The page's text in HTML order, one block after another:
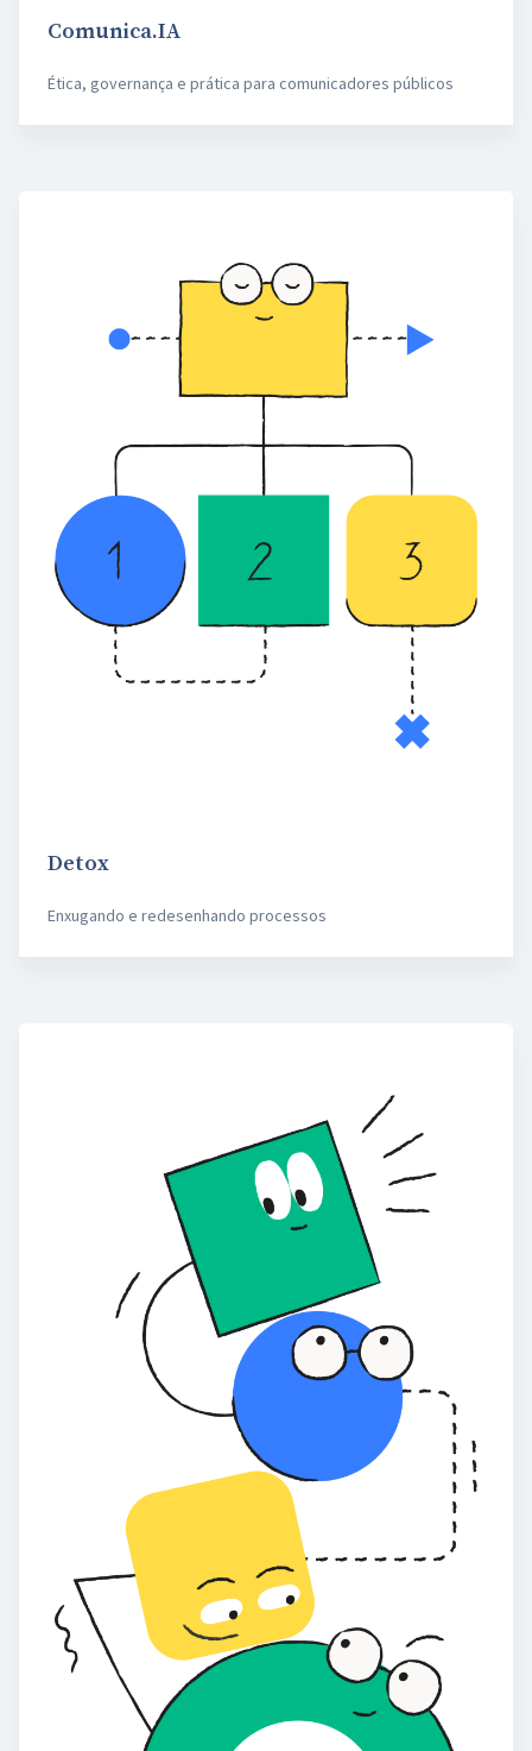
Comunica.IA
Ética, governança e prática para comunicadores públicos
Detox
Enxugando e redesenhando processos